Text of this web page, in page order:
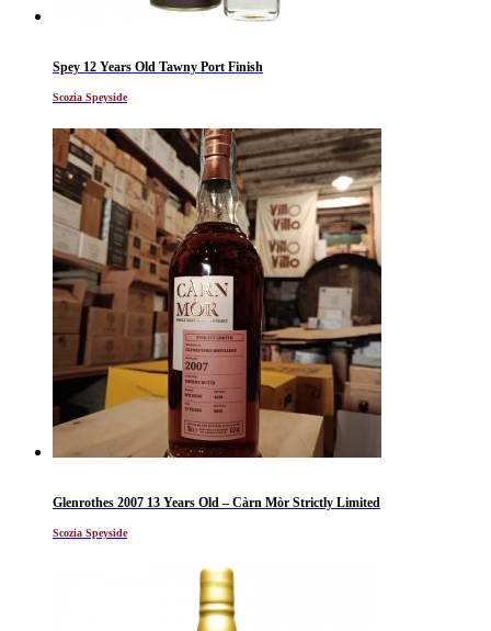
Spey 12 Years Old Tawny Port Finish
Scozia Speyside
Glenrothes 2007 13 Years Old – Càrn Mòr Strictly Limited
Scozia Speyside